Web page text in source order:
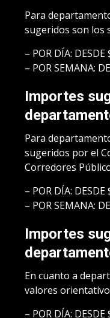
Para
sugeridos son los
– POR DÍA: DESDE
– POR SEMANA:
Importes
Para
sugeridos por el
Corredores
– POR DÍA: DESDE
– POR SEMANA:
Importes
En cuanto a
valores
– POR DÍA: DESDE